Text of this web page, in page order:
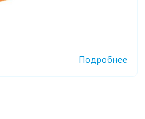
Подробнее